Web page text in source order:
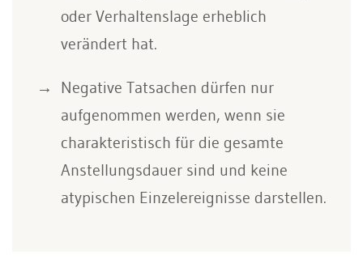
oder Verhaltenslage erheblich
verändert hat.
Negative Tatsachen dürfen nur
aufgenommen werden, wenn sie
charakteristisch für die gesamte
Anstellungsdauer sind und keine
atypischen Einzelereignisse darstellen.